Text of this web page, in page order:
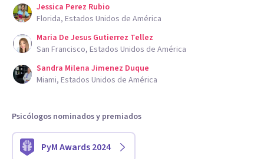
Jessica Perez Rubio
Florida, Estados Unidos de América
Maria De Jesus Gutierrez Tellez
San Francisco, Estados Unidos de América
Sandra Milena Jimenez Duque
Miami, Estados Unidos de América
Psicólogos nominados y premiados
PyM Awards 2024